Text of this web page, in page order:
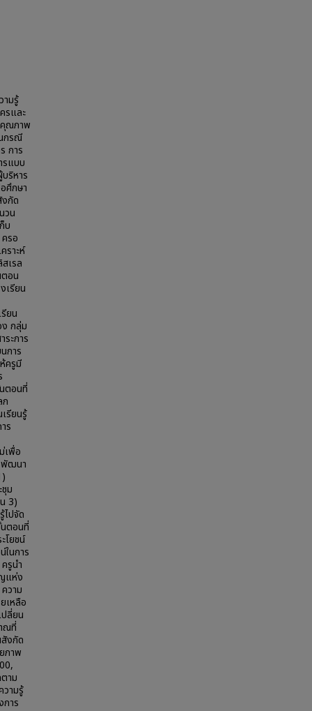
ามรู้
รและ
คุณภาพ
กรณี
การ
รแบบ
ริหาร
ศึกษา
งกัด
วน
บ
รอ
ราะห์
เรล
อน
เรียน
ยน
ง กลุ่ม
ะการ
การ
ครูมี
ตอนที่
ก
รียนรู้
ร
เพื่อ
พัฒนา
ม
3)
ไปจัด
นตอนที่
โยชน์
ในการ
รูนำ
แห่ง
วาม
เหลือ
ลี่ยน
ณที่
สังกัด
ภาพ
าม
วามรู้
การ